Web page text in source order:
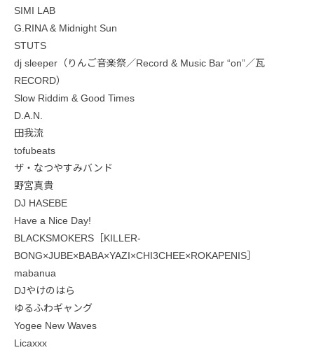
SIMI LAB
G.RINA & Midnight Sun
STUTS
dj sleeper（りんご音楽祭／Record & Music Bar “on”／瓦
RECORD）
Slow Riddim & Good Times
D.A.N.
田我流
tofubeats
ザ・なつやすみバンド
野宮真貴
DJ HASEBE
Have a Nice Day!
BLACKSMOKERS［KILLER-
BONG×JUBE×BABA×YAZI×CHI3CHEE×ROKAPENIS］
mabanua
DJやけのはら
ゆるふわギャング
Yogee New Waves
Licaxxx